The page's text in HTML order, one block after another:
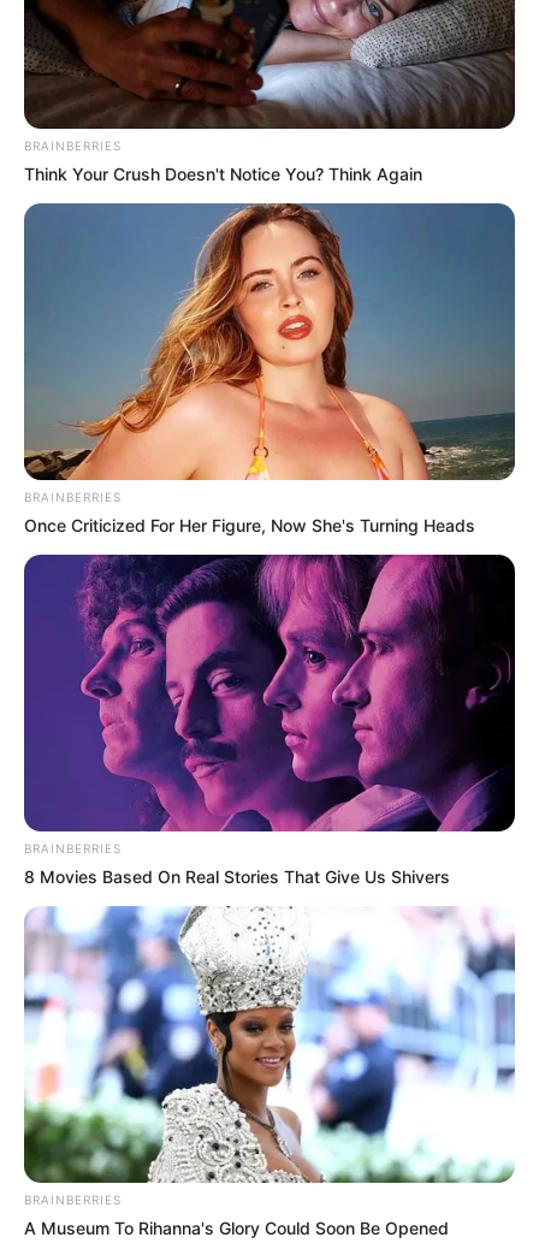
Mettlach mit der weiteren Umgebung:
Abenteuerwald Saarschleife
Fantasievoll gestaltete Spielgeräte sorgen
unmittelbar neben dem Baumwipfelpfad an
Besuchern und ihren Familienmitgliedern für aktiven
Spaß mit viel Abwechslung.
Sessellift und Sommerrodelbahn Saarburg
Unweit des Saarburger Stadtzentrums
startet ein Sessellift, der auf den Weinberg
des Saarburger Rausches fährt. Auf der
Spitze gibt es neben der tollen Aussicht eine
Sommerrodelbahn und eine Gaststätte.
Roscheider Hof
Oberhalb derMoselsteht in der Kleinstadt
Konz eines der umfangreichsten Museen
in Rheinland-Pfalz zum Thema Leben und Arbeiten in der
Vergangenheit. Schwerpunkt der Ausstellungen auf dem
22 ha großen Freigelände sowie in den Museumsräumen
und Hallen ist das einstige bäuerliche Leben in der Mosel-
Saar-Region und im
Hunsrück.
Freizeitzentrum Peterberg
Eine 1.000 Meter lange Sommerrodelbahn
von Braunshausen liegenden Spiel- und
Freizeitzentrums. Des Weiteren sind hier noch ein
Rutschenparadies, eine Trampolinanlage und ein
Abenteuerspielplatz vorhanden.
Links zu Angeboten für den Kindergeburtstag in
und um Merzig und Mettlach:
DAS BAD - Eine Wasserwelt des Wohlfühlens für
.
BRAINBERRIES
Think Your Crush Doesn't Notice You? Think Again
BRAINBERRIES
Once Criticized For Her Figure, Now She's Turning Heads
BRAINBERRIES
8 Movies Based On Real Stories That Give Us Shivers
BRAINBERRIES
A Museum To Rihanna's Glory Could Soon Be Opened